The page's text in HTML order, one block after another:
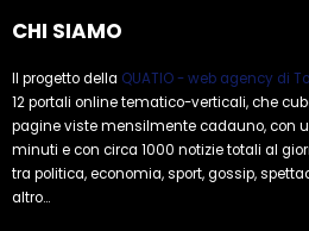
CHI SIAMO
Il progetto della QUATIO - web agency di
12 portali online tematico-verticali, che
pagine viste mensilmente cadauno, con
minuti e con circa 1000 notizie totali al
tra politica, economia, sport, gossip,
altro...